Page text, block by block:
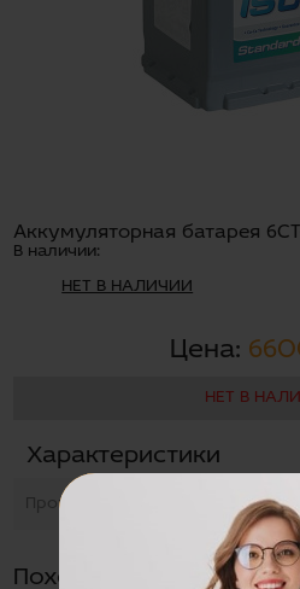
Аккумуляторная батарея
В наличии:
НЕТ В НАЛИЧИИ
Цена:
НЕТ В
Характеристики
Производство
Похожие товары